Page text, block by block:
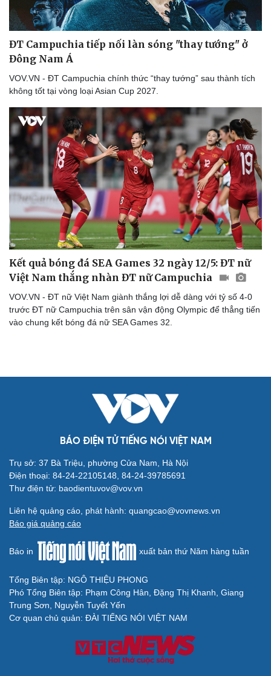
Du lịch
Tư vấn
check-in
Podcast
Câu chuyện thời sự
Đọc truyện đêm khuya
Cửa sổ tình yêu
Kể chuyện cho bé
Hạt giống tâm hồn
Cải chính
ĐT Campuchia tiếp nối làn sóng "thay tướng" ở
Đông Nam Á
VOV.VN - ĐT Campuchia chính thức “thay tướng” sau thành tích
không tốt tại vòng loại Asian Cup 2027.
Kết quả bóng đá SEA Games 32 ngày 12/5: ĐT nữ
Việt Nam thắng nhàn ĐT nữ Campuchia
VOV.VN - ĐT nữ Việt Nam giành thắng lợi dễ dàng với tỷ số 4-0
trước ĐT nữ Campuchia trên sân vận động Olympic để thẳng tiến
vào chung kết bóng đá nữ SEA Games 32.
BÁO ĐIỆN TỬ TIẾNG NÓI VIỆT NAM
Trụ sở: 37 Bà Triệu, phường Cửa Nam, Hà Nội
Điện thoại: 84-24-22105148, 84-24-39785691
Thư điện tử: baodientuvov@vov.vn
Liên hệ quảng cáo, phát hành: quangcao@vovnews.vn
Báo giá quảng cáo
Báo in xuất bản thứ Năm hàng tuần
Tổng Biên tập: NGÔ THIỆU PHONG
Phó Tổng Biên tập: Phạm Công Hân, Đặng Thị Khanh, Giang
Trung Sơn, Nguyễn Tuyết Yến
Cơ quan chủ quản: ĐÀI TIẾNG NÓI VIỆT NAM